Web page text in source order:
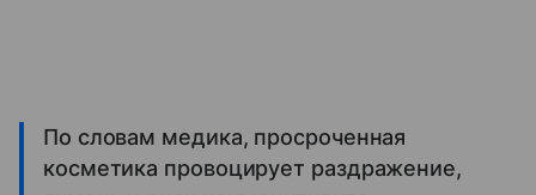
По словам медика, просроченная
косметика провоцирует раздражение,